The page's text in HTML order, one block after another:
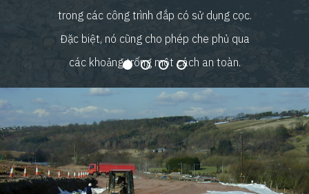
trong các công trình đắp có sử dụng cọc.
Đặc biệt, nó cũng cho phép che phủ qua
các khoảng trống một cách an toàn.